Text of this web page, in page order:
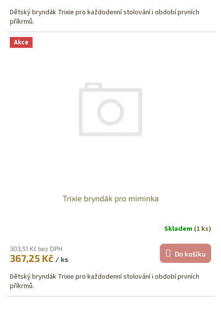
Dětský bryndák Trixie pro každodenní stolování i období prvních
příkrmů.
Akce
Trixie bryndák pro miminka
Skladem (1 ks)
303,51 Kč bez DPH
367,25 Kč / ks
Do košíku
Dětský bryndák Trixie pro každodenní stolování i období prvních
příkrmů.